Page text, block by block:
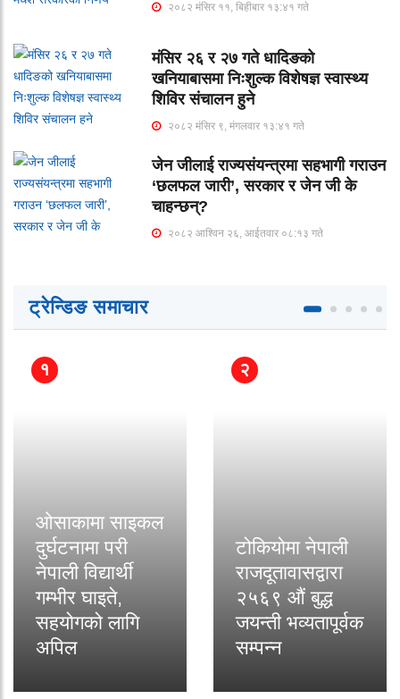
२०८२ मंसिर ११, बिहीबार १३:४१ गते
मंसिर २६ र २७ गते धादिङको
खनियाबासमा निःशुल्क विशेषज्ञ स्वास्थ्य
शिविर संचालन हुने
२०८२ मंसिर ९, मंगलवार १३:४१ गते
जेन जीलाई राज्यसंयन्त्रमा सहभागी गराउन
‘छलफल जारी’, सरकार र जेन जी के
चाहन्छन्?
२०८२ आश्विन २६, आईतवार ०८:१३ गते
ट्रेन्डिङ समाचार
१
ओसाकामा साइकल
दुर्घटनामा परी
नेपाली विद्यार्थी
गम्भीर घाइते,
सहयोगको लागि
अपिल
२
टोकियोमा नेपाली
राजदूतावासद्वारा
२५६९ औं बुद्ध
जयन्ती भव्यतापूर्वक
सम्पन्न